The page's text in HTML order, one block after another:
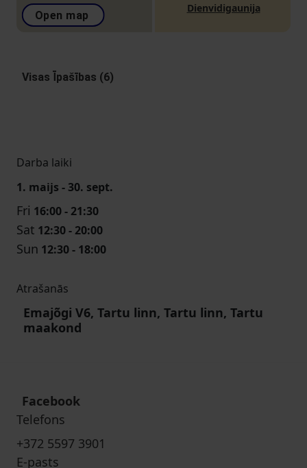
Open map
Dienvidigaunija
Visas Īpašības (6)
Darba laiki
1. maijs - 30. sept.
Fri 16:00 - 21:30
Sat 12:30 - 20:00
Sun 12:30 - 18:00
Atrašanās
Emajõgi V6, Tartu linn, Tartu linn, Tartu
maakond
Facebook
Telefons
+372 5597 3901
E-pasts